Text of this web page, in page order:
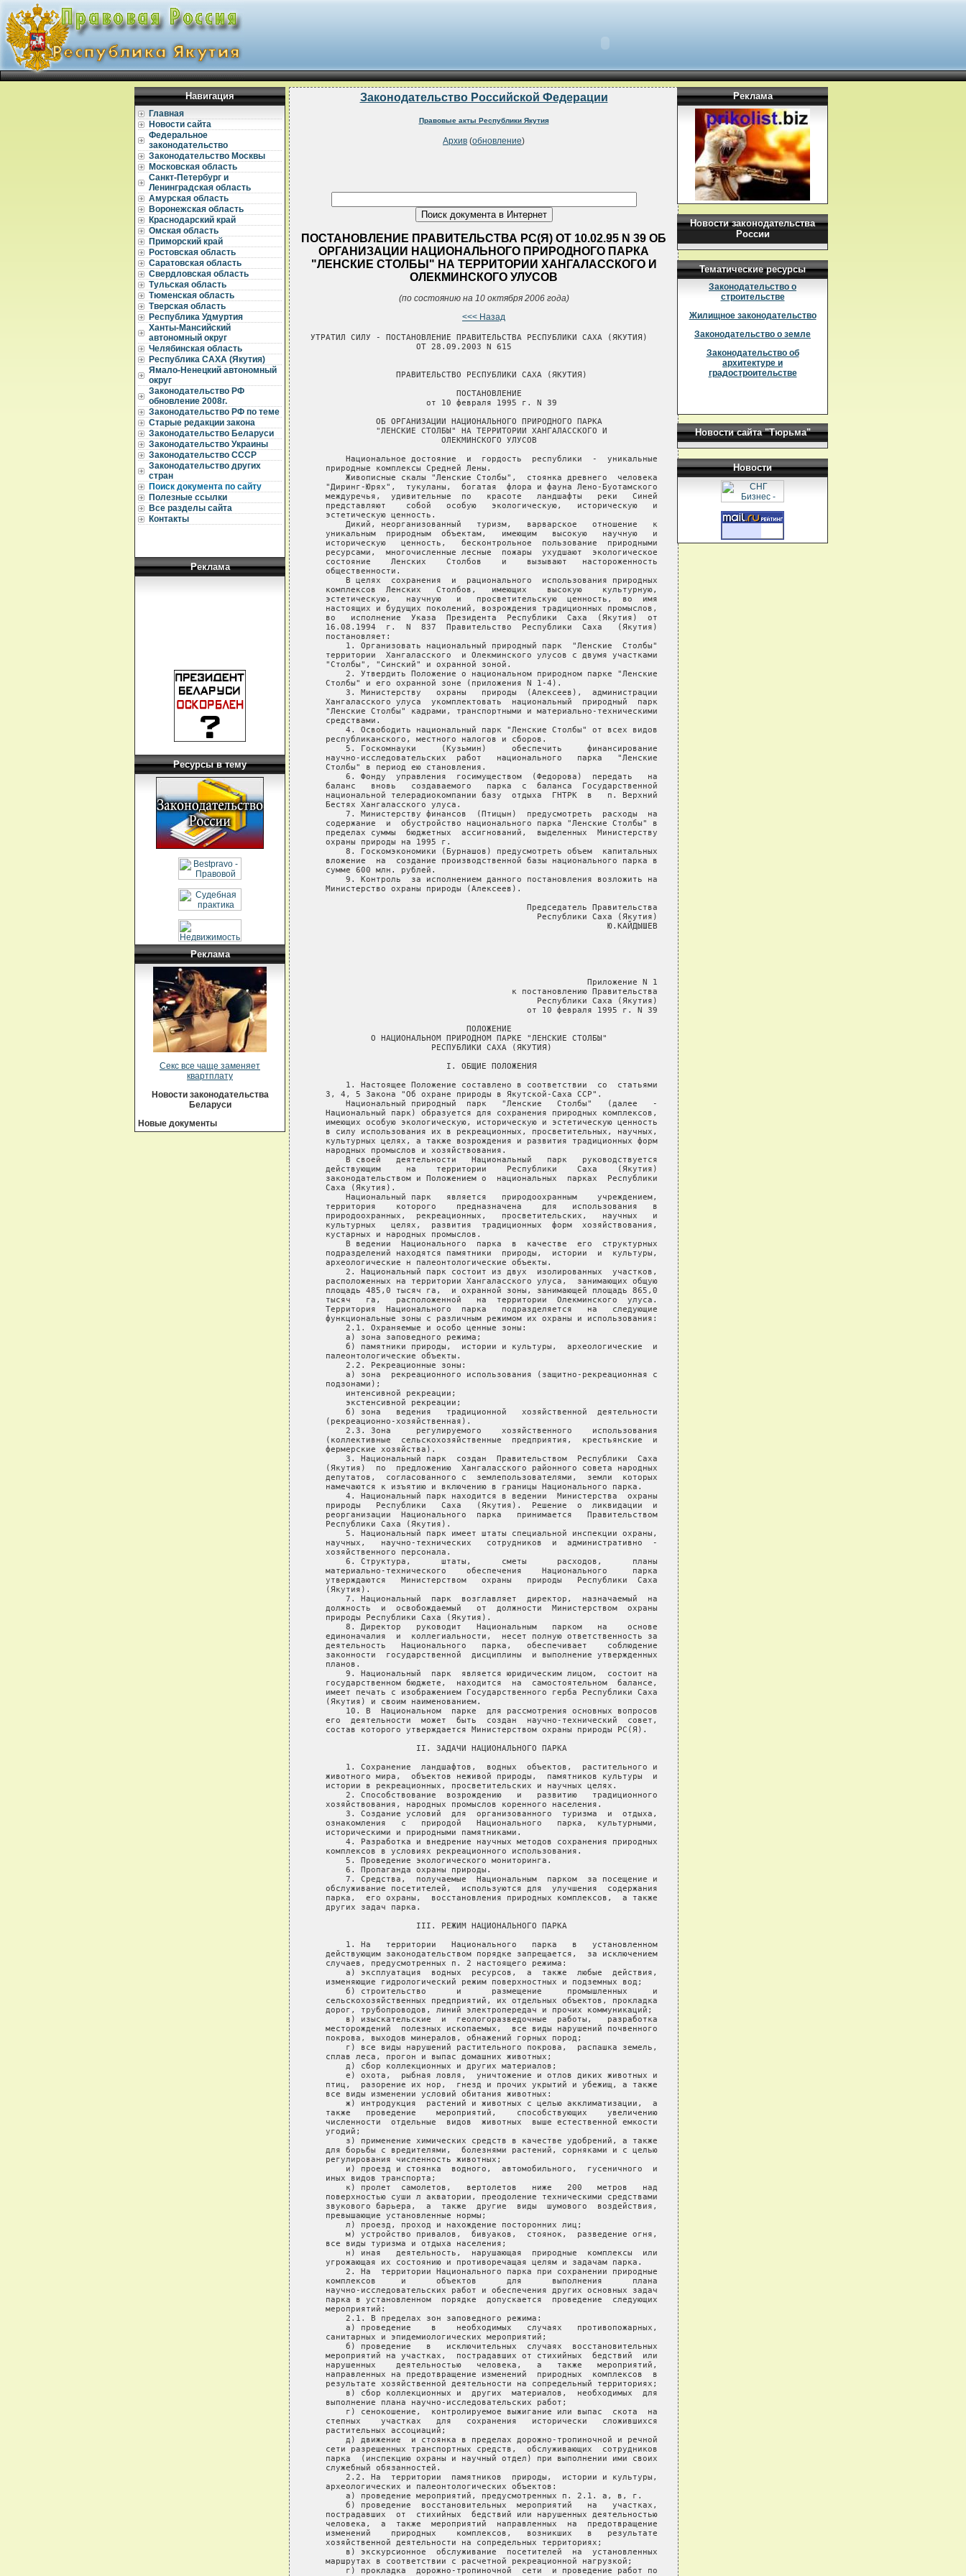
Навигация
Главная
Новости сайта
Федеральное
законодательство
Законодательство Москвы
Московская область
Санкт-Петербург и
Ленинградская область
Амурская область
Воронежская область
Краснодарский край
Омская область
Приморский край
Ростовская область
Саратовская область
Свердловская область
Тульская область
Тюменская область
Тверская область
Республика Удмуртия
Ханты-Мансийский
автономный округ
Челябинская область
Республика САХА (Якутия)
Ямало-Ненецкий автономный
округ
Законодательство РФ
обновление 2008г.
Законодательство РФ по теме
Старые редакции закона
Законодательство Беларуси
Законодательство Украины
Законодательство СССР
Законодательство других
стран
Поиск документа по сайту
Полезные ссылки
Все разделы сайта
Контакты
Реклама
Ресурсы в тему
Реклама
Секс все чаще заменяет
квартплату
Новости законодательства
Беларуси
Новые документы
Законодательство Российской Федерации
Правовые акты Республики Якутия
Архив (обновление)
ПОСТАНОВЛЕНИЕ ПРАВИТЕЛЬСТВА РС(Я) ОТ 10.02.95 N 39 ОБ
ОРГАНИЗАЦИИ НАЦИОНАЛЬНОГО ПРИРОДНОГО ПАРКА
"ЛЕНСКИЕ СТОЛБЫ" НА ТЕРРИТОРИИ ХАНГАЛАССКОГО И
ОЛЕКМИНСКОГО УЛУСОВ
(по состоянию на 10 октября 2006 года)
<<< Назад
УТРАТИЛ СИЛУ - ПОСТАНОВЛЕНИЕ ПРАВИТЕЛЬСТВА РЕСПУБЛИКИ САХА (ЯКУТИЯ)
                     ОТ 28.09.2003 N 615
                     
                       
                 ПРАВИТЕЛЬСТВО РЕСПУБЛИКИ САХА (ЯКУТИЯ)

                             ПОСТАНОВЛЕНИЕ
                       от 10 февраля 1995 г. N 39

             ОБ ОРГАНИЗАЦИИ НАЦИОНАЛЬНОГО ПРИРОДНОГО ПАРКА
             "ЛЕНСКИЕ СТОЛБЫ" НА ТЕРРИТОРИИ ХАНГАЛАССКОГО И
                          ОЛЕКМИНСКОГО УЛУСОВ

       Национальное достояние  и  гордость  республики  -  уникальные
   природные комплексы Средней Лены.
       Живописные скалы "Ленские Столбы",  стоянка древнего  человека
   "Диринг-Юрях",  тукуланы,  богатая  флора и фауна Лено-Буотамского
   междуречья,  удивительные  по   красоте   ландшафты   реки   Синей
   представляют    собой   особую   экологическую,   историческую   и
   эстетическую ценность.
       Дикий, неорганизованный   туризм,   варварское   отношение   к
   уникальным  природным  объектам,   имеющим   высокую   научную   и
   историческую   ценность,   бесконтрольное  пользование  природными
   ресурсами,  многочисленные лесные  пожары  ухудшают  экологическое
   состояние    Ленских    Столбов    и    вызывают   настороженность
   общественности.
       В целях  сохранения  и  рационального  использования природных
   комплексов  Ленских   Столбов,   имеющих    высокую    культурную,
   эстетическую,   научную   и   просветительскую  ценность,  во  имя
   настоящих и будущих поколений, возрождения традиционных промыслов,
   во   исполнение  Указа  Президента  Республики  Саха  (Якутия)  от
   16.08.1994  г.  N  837  Правительство  Республики  Саха   (Якутия)
   постановляет:
       1. Организовать национальный природный парк  "Ленские  Столбы"
   территории  Хангаласского  и Олекминского улусов с двумя участками
   "Столбы", "Синский" и охранной зоной.
       2. Утвердить Положение о национальном природном парке "Ленские
   Столбы" и его охранной зоне (приложения N 1-4).
       3. Министерству   охраны   природы  (Алексеев),  администрации
   Хангаласского улуса  укомплектовать  национальный  природный  парк
   "Ленские Столбы" кадрами, транспортными и материально-техническими
   средствами.
       4. Освободить национальный парк "Ленские Столбы" от всех видов
   республиканского, местного налогов и сборов.
       5. Госкомнауки     (Кузьмин)     обеспечить     финансирование
   научно-исследовательских  работ   национального   парка   "Ленские
   Столбы" в период ею становления.
       6. Фонду  управления  госимуществом  (Федорова)  передать   на
   баланс   вновь   создаваемого   парка  с  баланса  Государственной
   национальной телерадиокомпании базу  отдыха  ГНТРК  в   п. Верхний
   Бестях Хангаласского улуса.
       7. Министерству финансов  (Птицын)  предусмотреть  расходы  на
   содержание  и  обустройство национального парка "Ленские Столбы" в
   пределах суммы  бюджетных  ассигнований,  выделенных  Министерству
   охраны природы на 1995 г.
       8. Госкомэкономики (Бурнашов) предусмотреть объем  капитальных
   вложение  на  создание производственной базы национального парка в
   сумме 600 млн. рублей.
       9. Контроль  за исполнением данного постановления возложить на
   Министерство охраны природы (Алексеев).

                                           Председатель Правительства
                                             Республики Саха (Якутия)
                                                           Ю.КАЙДЫШЕВ





                                                       Приложение N 1
                                        к постановлению Правительства
                                             Республики Саха (Якутия)
                                           от 10 февраля 1995 г. N 39

                               ПОЛОЖЕНИЕ
            О НАЦИОНАЛЬНОМ ПРИРОДНОМ ПАРКЕ "ЛЕНСКИЕ СТОЛБЫ"
                        РЕСПУБЛИКИ САХА (ЯКУТИЯ)

                           I. ОБЩИЕ ПОЛОЖЕНИЯ

       1. Настоящее Положение составлено в соответствии  со  статьями
   3, 4, 5 Закона "Об охране природы в Якутской-Саха ССР".
       Национальный природный  парк   "Ленские   Столбы"   (далее   -
   Национальный парк) образуется для сохранения природных комплексов,
   имеющих особую экологическую, историческую и эстетическую ценность
   в силу использования их в рекреационных, просветительных, научных,
   культурных целях, а также возрождения и развития традиционных форм
   народных промыслов и хозяйствования.
       В своей   деятельности   Национальный   парк   руководствуется
   действующим     на    территории    Республики    Саха    (Якутия)
   законодательством и Положением о  национальных  парках  Республики
   Саха (Якутия).
       Национальный парк   является   природоохранным    учреждением,
   территория    которого    предназначена    для   использования   в
   природоохранных,  рекреационных,   просветительских,   научных   и
   культурных   целях,  развития  традиционных  форм  хозяйствования,
   кустарных и народных промыслов.
       В ведении  Национального  парка  в  качестве  его  структурных
   подразделений находятся памятники  природы,  истории  и  культуры,
   археологические н палеонтологические объекты.
       2. Национальный парк состоит из двух  изолированных  участков,
   расположенных на территории Хангаласского улуса,  занимающих общую
   площадь 485,0 тысяч га,  и охранной зоны, занимающей площадь 865,0
   тысяч   га,   расположенной   на  территории  Олекминского  улуса.
   Территория  Национального  парка   подразделяется   на   следующие
   функциональные зоны с различным режимом их охраны и использования:
       2.1. Охраняемые и особо ценные зоны:
       а) зона заповедного режима;
       б) памятники природы,  истории и культуры,  археологические  и
   палеонтологические объекты.
       2.2. Рекреационные зоны:
       а) зона  рекреационного использования (защитно-рекреационная с
   подзонами);
       интенсивной рекреации;
       экстенсивной рекреации;
       б) зона   ведения   традиционной   хозяйственной  деятельности
   (рекреационно-хозяйственная).
       2.3. Зона     регулируемого    хозяйственного    использования
   (коллективные  сельскохозяйственные  предприятия,  крестьянские  и
   фермерские хозяйства).
       3. Национальный парк  создан  Правительством  Республики  Саха
   (Якутия)  по  предложению  Хангаласского районного совета народных
   депутатов,  согласованного с  землепользователями,  земли  которых
   намечаются к изъятию и включению в границы Национального парка.
       4. Национальный парк находится в ведении  Министерства  охраны
   природы   Республики   Саха   (Якутия).  Решение  о  ликвидации  и
   реорганизации  Национального  парка   принимается   Правительством
   Республики Саха (Якутия).
       5. Национальный парк имеет штаты специальной инспекции охраны,
   научных,   научно-технических   сотрудников  и  административно  -
   хозяйственного персонала.
       6. Структура,      штаты,      сметы      расходов,      планы
   материально-технического    обеспечения    Национального     парка
   утверждаются   Министерством   охраны   природы   Республики  Саха
   (Якутия).
       7. Национальный  парк  возглавляет  директор,  назначаемый  на
   должность  и  освобождаемый   от  должности  Министерством  охраны
   природы Республики Саха (Якутия).
       8. Директор   руководит   Национальным   парком   на    основе
   единоначалия  и  коллегиальности,  несет полную ответственность за
   деятельность   Национального   парка,   обеспечивает    соблюдение
   законности  государственной  дисциплины  и выполнение утвержденных
   планов.
       9. Национальный  парк  является юридическим лицом,  состоит на
   государственном бюджете,  находится  на  самостоятельном  балансе,
   имеет печать с изображением Государственного герба Республики Саха
   (Якутия) и своим наименованием.
       10. В  Национальном  парке  для рассмотрения основных вопросов
   его  деятельности  может  быть  создан  научно-технический  совет,
   состав которого утверждается Министерством охраны природы РС(Я).

                     II. ЗАДАЧИ НАЦИОНАЛЬНОГО ПАРКА

       1. Сохранение  ландшафтов,  водных  объектов,  растительного и
   животного мира,  объектов неживой природы,  памятников культуры  и
   истории в рекреационных, просветительских и научных целях.
       2. Способствование  возрождению   и   развитию   традиционного
   хозяйствования, народных промыслов коренного населения.
       3. Создание условий  для  организованного  туризма  и  отдыха,
   ознакомления   с   природой   Национального   парка,  культурными,
   историческими и природными памятниками.
       4. Разработка и внедрение научных методов сохранения природных
   комплексов в условиях рекреационного использования.
       5. Проведение экологического мониторинга.
       6. Пропаганда охраны природы.
       7. Средства,  получаемые  Национальным  парком  за посещение и
   обслуживание посетителей,  используются для  улучшения  содержания
   парка,  его охраны,  восстановления природных комплексов,  а также
   других задач парка.

                     III. РЕЖИМ НАЦИОНАЛЬНОГО ПАРКА

       1. На   территории   Национального   парка   в   установленном
   действующим законодательством порядке запрещается,  за исключением
   случаев, предусмотренных п. 2 настоящего режима:
       а) эксплуатация  водных  ресурсов,  а  также  любые  действия,
   изменяющие гидрологический режим поверхностных и подземных вод;
       б) строительство      и      размещение     промышленных     и
   сельскохозяйственных предприятий, их отдельных объектов, прокладка
   дорог, трубопроводов, линий электропередач и прочих коммуникаций;
       в) изыскательские  и  геологоразведочные  работы,   разработка
   месторождений  полезных ископаемых,  все виды нарушений почвенного
   покрова, выходов минералов, обнажений горных пород;
       г) все виды нарушений растительного покрова,  распашка земель,
   сплав леса, прогон и выпас домашних
Реклама
Новости законодательства
России
Тематические ресурсы
Законодательство о
строительстве
Жилищное законодательство
Законодательство о земле
Законодательство об
архитектуре и
градостроительстве
Новости сайта "Тюрьма"
Новости